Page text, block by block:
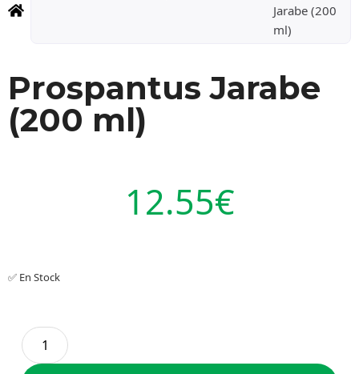
Jarabe (200
ml)
Prospantus Jarabe
(200 ml)
12.55€
✅ En Stock